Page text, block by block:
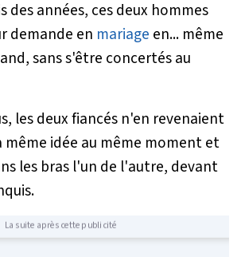
des années, ces deux hommes
demande en mariage en... même
sans s'être concertés au
les deux fiancés n'en revenaient
même idée au même moment et
les bras l'un de l'autre, devant
La suite après cette publicité